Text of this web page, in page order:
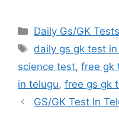
Categories
Daily Gs/GK Tests
Tags
daily gs gk test
science test, free gk
in telugu, free gs gk
GS/GK Test In